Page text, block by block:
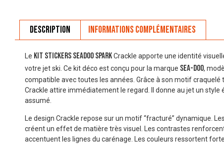
Description Informations complémentaires
Le Kit stickers Seadoo SparkCrackle apporte une identité
votre jet ski. Ce kit déco est conçu pour la marque Sea-Doo,
compatible avec toutes les années. Grâce à son motif craquelé
Crackle attire immédiatement le regard. Il donne au jet un style
assumé.
Le design Crackle repose sur un motif “fracturé” dynamique.
créent un effet de matière très visuel. Les contrastes
accentuent les lignes du carénage. Les couleurs ressortent